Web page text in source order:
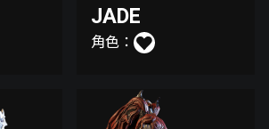
JADE
角色：